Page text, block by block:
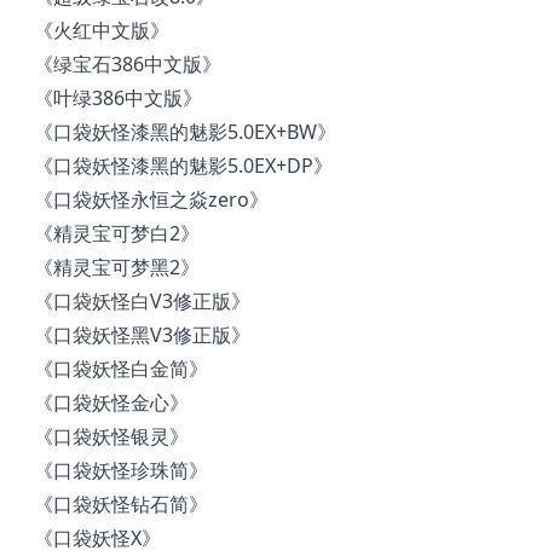
《火红中文版》
《绿宝石386中文版》
《叶绿386中文版》
《口袋妖怪漆黑的魅影5.0EX+BW》
《口袋妖怪漆黑的魅影5.0EX+DP》
《口袋妖怪永恒之焱zero》
《精灵宝可梦白2》
《精灵宝可梦黑2》
《口袋妖怪白V3修正版》
《口袋妖怪黑V3修正版》
《口袋妖怪白金简》
《口袋妖怪金心》
《口袋妖怪银灵》
《口袋妖怪珍珠简》
《口袋妖怪钻石简》
《口袋妖怪X》